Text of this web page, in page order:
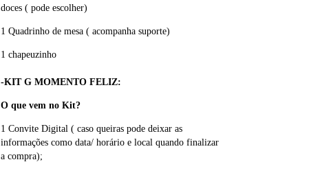
doces ( pode escolher)
1 Quadrinho de mesa ( acompanha suporte)
1 chapeuzinho
-KIT G MOMENTO FELIZ:
O que vem no Kit?
1 Convite Digital ( caso queiras pode deixar as
informações como data/ horário e local quando finalizar
a compra);